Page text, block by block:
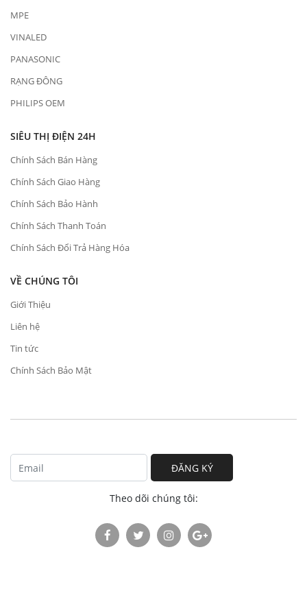
MPE
VINALED
PANASONIC
RẠNG ĐÔNG
PHILIPS OEM
SIÊU THỊ ĐIỆN 24H
Chính Sách Bán Hàng
Chính Sách Giao Hàng
Chính Sách Bảo Hành
Chính Sách Thanh Toán
Chính Sách Đổi Trả Hàng Hóa
VỀ CHÚNG TÔI
Giới Thiệu
Liên hệ
Tin tức
Chính Sách Bảo Mật
ĐĂNG KÝ
Theo dõi chúng tôi: